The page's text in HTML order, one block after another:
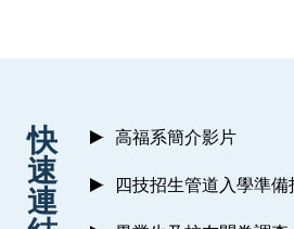
快
速
連
高福系簡介影片
四技招生管道入學準備